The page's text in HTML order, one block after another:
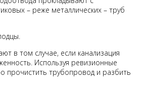
– реже металлических – труб
в том случае, если канализация
Используя ревизионные
прочистить трубопровод и разбить